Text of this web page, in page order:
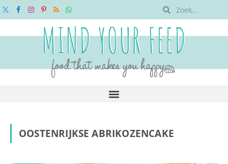
X
FacebookInstagram
Pinterest
RSSWhatsApp
OOSTENRIJKSE ABRIKOZENCAKE